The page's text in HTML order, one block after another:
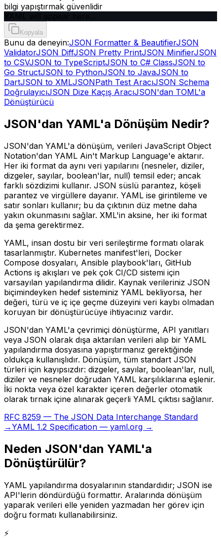
bilgi yapıştırmak güvenlidir
Kopyala
Bunu da deneyin:JSON Formatter & BeautifierJSON
ValidatorJSON DiffJSON Pretty PrintJSON MinifierJSON
to CSVJSON to TypeScriptJSON to C# ClassJSON to
Go StructJSON to PythonJSON to JavaJSON to
DartJSON to XMLJSONPath Test AracıJSON Schema
DoğrulayıcıJSON Dize Kaçış AracıJSON'dan TOML'a
Dönüştürücü
JSON'dan YAML'a Dönüşüm Nedir?
JSON'dan YAML'a dönüşüm, verileri JavaScript Object
Notation'dan YAML Ain't Markup Language'e aktarır.
Her iki format da aynı veri yapılarını (nesneler, diziler,
dizgeler, sayılar, boolean'lar, null) temsil eder; ancak
farklı sözdizimi kullanır. JSON süslü parantez, köşeli
parantez ve virgüllere dayanır. YAML ise girintileme ve
satır sonları kullanır; bu da çıktının düz metne daha
yakın okunmasını sağlar. XML'in aksine, her iki format
da şema gerektirmez.
YAML, insan dostu bir veri serileştirme formatı olarak
tasarlanmıştır. Kubernetes manifest'leri, Docker
Compose dosyaları, Ansible playbook'ları, GitHub
Actions iş akışları ve pek çok CI/CD sistemi için
varsayılan yapılandırma dilidir. Kaynak verileriniz JSON
biçimindeyken hedef sisteminiz YAML bekliyorsa, her
değeri, türü ve iç içe geçme düzeyini veri kaybı olmadan
koruyan bir dönüştürücüye ihtiyacınız vardır.
JSON'dan YAML'a çevrimiçi dönüştürme, API yanıtları
veya JSON olarak dışa aktarılan verileri alıp bir YAML
yapılandırma dosyasına yapıştırmanız gerektiğinde
oldukça kullanışlıdır. Dönüşüm, tüm standart JSON
türleri için kayıpsızdır: dizgeler, sayılar, boolean'lar, null,
diziler ve nesneler doğrudan YAML karşılıklarına eşlenir.
İki nokta veya özel karakter içeren değerler otomatik
olarak tırnak içine alınarak geçerli YAML çıktısı sağlanır.
RFC 8259 — The JSON Data Interchange Standard
→YAML 1.2 Specification — yaml.org →
Neden JSON'dan YAML'a
Dönüştürülür?
YAML yapılandırma dosyalarının standardıdır; JSON ise
API'lerin döndürdüğü formattır. Aralarında dönüşüm
yaparak verileri elle yeniden yazmadan her görev için
doğru formatı kullanabilirsiniz.
⚡